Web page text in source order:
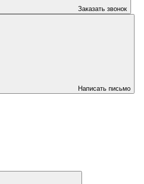
Заказать звонок
Написать письмо